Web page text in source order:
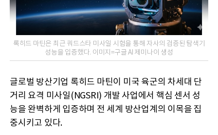
록히드 마틴은 최근 쿼드스타 미사일 시험을 통해 자사의 검증된 탐색기
성능을 입증했다. 이미지=구글 AI 제미나이 생성
글로벌 방산기업 록히드 마틴이 미국 육군의 차세대 단
거리 요격 미사일(NGSRI) 개발 사업에서 핵심 센서 성
능을 완벽하게 입증하며 전 세계 방산업계의 이목을 집
중시키고 있다.